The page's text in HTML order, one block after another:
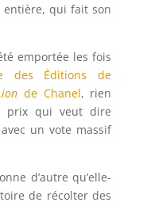
entière, qui fait son
emportée les fois
des Éditions de
de Chanel, rien
prix qui veut dire
un vote massif
d’autre qu’elle-
de récolter des